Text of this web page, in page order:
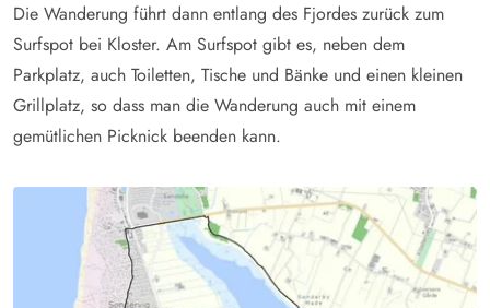
Die Wanderung führt dann entlang des Fjordes zurück zum
Surfspot bei Kloster. Am Surfspot gibt es, neben dem
Parkplatz, auch Toiletten, Tische und Bänke und einen kleinen
Grillplatz, so dass man die Wanderung auch mit einem
gemütlichen Picknick beenden kann.